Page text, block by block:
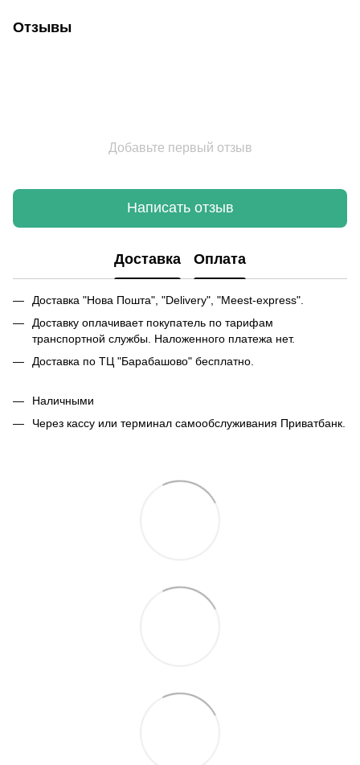
Отзывы
Добавьте первый отзыв
Написать отзыв
Доставка Оплата
Доставка "Нова Пошта", "Delivery", "Meest-express".
Доставку оплачивает покупатель по тарифам
транспортной службы. Наложенного платежа нет.
Доставка по ТЦ "Барабашово" бесплатно.
Наличными
Через кассу или терминал самообслуживания Приватбанк.